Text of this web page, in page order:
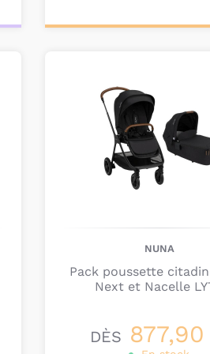
NUNA
Pack poussette
Next et Nacelle
DÈS